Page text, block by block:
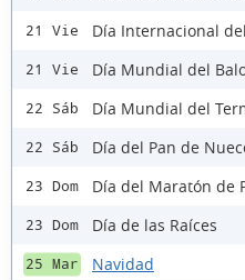
21 Vie Día Internacional
21 Vie Día Mundial del
22 Sáb Día Mundial del
22 Sáb Día del Pan de
23 Dom Día del Maratón de
23 Dom Día de las Raíces
25 Mar Navidad